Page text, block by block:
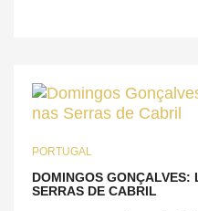
PORTUGAL
DOMINGOS GONÇALVES:
SERRAS DE CABRIL